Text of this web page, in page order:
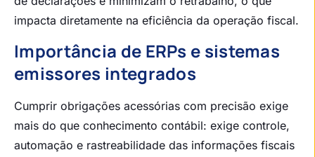
impacta diretamente na eficiência da operação fiscal.
Importância de ERPs e sistemas
emissores integrados
Cumprir obrigações acessórias com precisão exige
mais do que conhecimento contábil: exige controle,
automação e rastreabilidade das informações fiscais